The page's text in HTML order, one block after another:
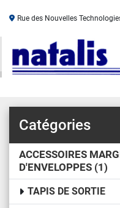
Rue des Nouvelles
Catégories
ACCESSOIRES
D'ENVELOPPES 1
TAPIS DE SORTIE